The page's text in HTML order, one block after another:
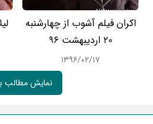
اکران فیلم آشوب از چهارشنبه
20 اردیبهشت 96
۱۳۹۶/۰۲/۱۷
نمایش مطالب